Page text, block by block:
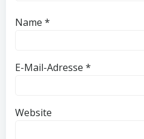
Name *
E-Mail-Adresse *
Website